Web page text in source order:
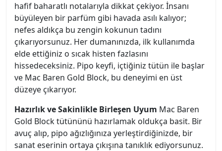
hafif baharatlı notalarıyla dikkat çekiyor. İnsanı
büyüleyen bir parfüm gibi havada asılı kalıyor;
nefes aldıkça bu zengin kokunun tadını
çıkarıyorsunuz. Her dumanınızda, ilk kullanımda
elde ettiğiniz o sıcak histen fazlasını
hissedeceksiniz. Pipo keyfi, içtiğiniz tütün ile başlar
ve Mac Baren Gold Block, bu deneyimi en üst
düzeye çıkarıyor.
Hazırlık ve Sakinlikle Birleşen Uyum Mac Baren
Gold Block tütününü hazırlamak oldukça basit. Bir
avuç alıp, pipo ağızlığınıza yerleştirdiğinizde, bir
sanat eserinin ortaya çıkışına tanıklık ediyorsunuz.